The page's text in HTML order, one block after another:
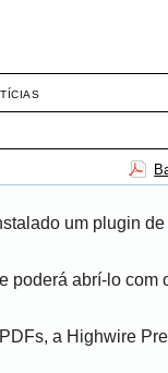
um plugin
poderá abrí-lo com
a Highwire